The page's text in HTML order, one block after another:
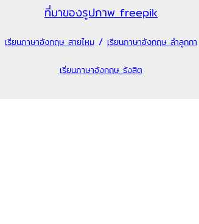
ที่มาของรูปภาพ freepik
เรียนภาษาอังกฤษ สายไหม / เรียนภาษาอังกฤษ ลำลูกกา
เรียนภาษาอังกฤษ รังสิต